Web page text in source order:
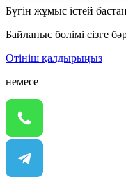
Бүгін жұмыс істей
Байланыс бөлімі сізге
Өтініш қалдырыңыз
немесе